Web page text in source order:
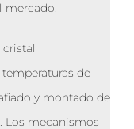
mercado.
de
y montado de
Los mecanismos